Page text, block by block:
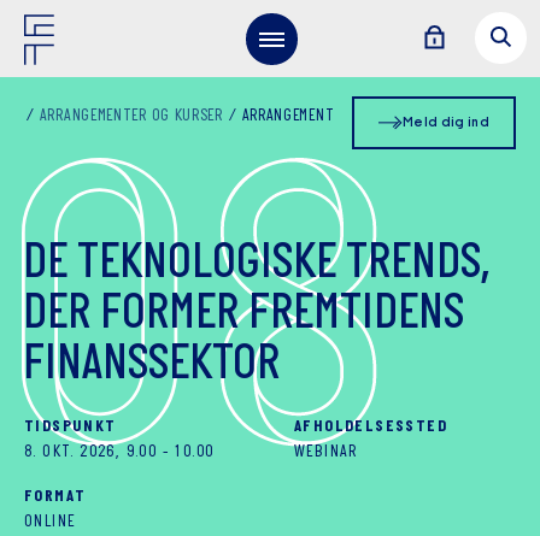
Meld dig ind
ARRANGEMENTER OG KURSER ARRANGEMENT
DE TEKNOLOGISKE TRENDS,
DER FORMER FREMTIDENS
FINANSSEKTOR
TIDSPUNKT
8. OKT. 2026, 9.00 - 10.00
FORMAT
ONLINE
AFHOLDELSESSTED
WEBINAR
08